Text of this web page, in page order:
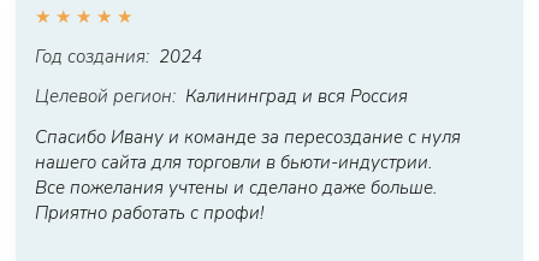
★ ★ ★ ★ ★
Год создания: 2024
Целевой регион: Калининград и вся Россия
Спасибо Ивану и команде за пересоздание с нуля
нашего сайта для торговли в бьюти-индустрии.
Все пожелания учтены и сделано даже больше.
Приятно работать с профи!